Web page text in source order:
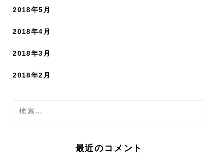
2018年5月
2018年4月
2018年3月
2018年2月
検
最近のコメント